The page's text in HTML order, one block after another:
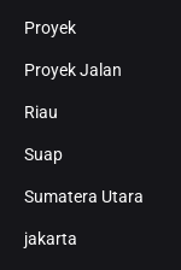
Proyek
Proyek Jalan
Riau
Suap
Sumatera Utara
jakarta